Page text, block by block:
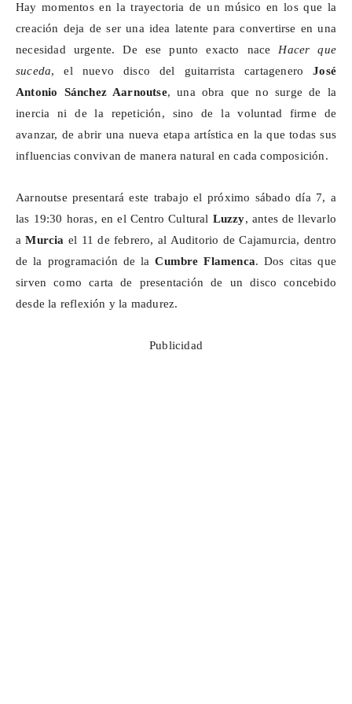
Hay momentos en la trayectoria de un músico en los que la
creación deja de ser una idea latente para convertirse en una
necesidad urgente. De ese punto exacto nace Hacer que
suceda, el nuevo disco del guitarrista cartageneroJosé
Antonio Sánchez Aarnoutse, una obra que no surge de la
inercia ni de la repetición, sino de la voluntad firme de
avanzar, de abrir una nueva etapa artística en la que todas sus
influencias convivan de manera natural en cada composición.
Aarnoutse presentará este trabajo el próximo sábado día 7, a
las 19:30 horas, en el Centro Cultural Luzzy, antes de llevarlo
aMurcia el 11 de febrero, al Auditorio deCajamurcia, dentro
de la programación de laCumbre Flamenca. Dos citas que
sirven como carta de presentación de un disco concebido
desde la reflexión y la madurez.
Publicidad